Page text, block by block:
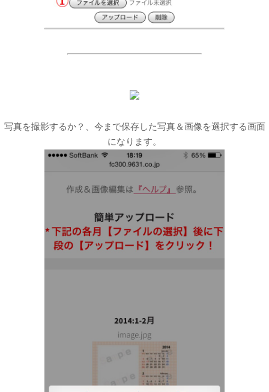
写真を撮影するか？、今まで保存した写真＆画像を選択する画面
になります。